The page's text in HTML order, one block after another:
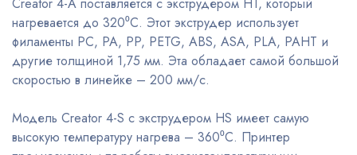
Creator 4-A поставляется с экструдером HT, который
нагревается до 320⁰С. Этот экструдер использует
филаменты PC, PA, PP, PETG, ABS, ASA, PLA, PAHT и
другие толщиной 1,75 мм. Эта обладает самой большой
скоростью в линейке – 200 мм/с.
Модель Creator 4-S с экструдером HS имеет самую
высокую температуру нагрева – 360⁰С. Принтер